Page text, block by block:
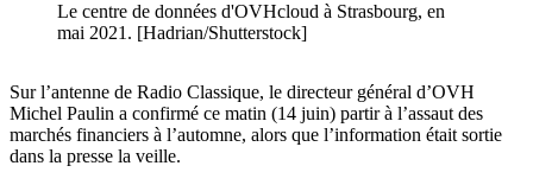
Le centre de données d'OVHcloud à Strasbourg, en
mai 2021. [Hadrian/Shutterstock]
Sur l’antenne de Radio Classique, le directeur général d’OVH
Michel Paulin a confirmé ce matin (14 juin) partir à l’assaut des
marchés financiers à l’automne, alors que l’information était sortie
dans la presse la veille.